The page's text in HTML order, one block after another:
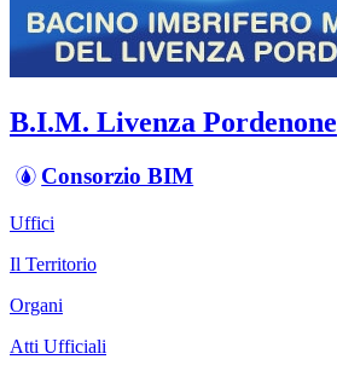
B.I.M. Livenza Pordenone
Consorzio BIM
Uffici
Il Territorio
Organi
Atti Ufficiali